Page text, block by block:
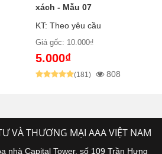
xách - Mẫu 07
KT: Theo yêu cầu
Giá gốc: 10.000₫
5.000₫
(181) 808
VÀ THƯƠNG MẠI AAA VIỆT NAM
nhà Capital Tower, số 109 Trần Hưng